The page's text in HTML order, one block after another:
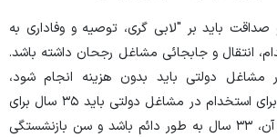
صداقت باید بر "لابی گری، توصیه و وفاداری به
انتقال و جابجائی مشاغل رجحان داشته باشد.
مشاغل دولتی باید بدون هزینه انجام شود،
سقف سنی برای استخدام در مشاغل دولتی باید ۳۵ سال برای
دو سال آینده و بعد از آن، ۳۳ سال به طور دائم باشد و سن بازنشستگی